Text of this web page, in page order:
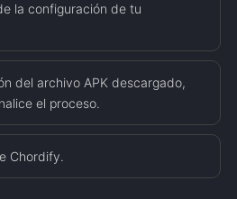
la configuración de tu
del archivo APK descargado,
el proceso.
Chordify.